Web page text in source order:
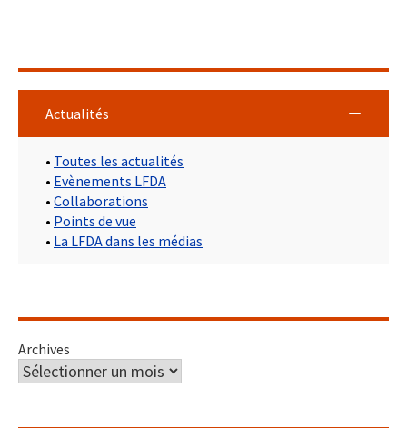
Actualités
• Toutes les actualités
• Evènements LFDA
• Collaborations
• Points de vue
• La LFDA dans les médias
Archives